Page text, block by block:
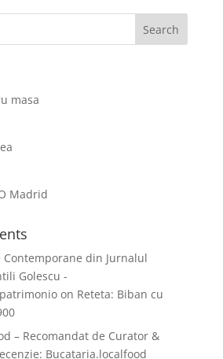
masa
Madrid
Contemporane din Jurnalul
Golescu -
on Reteta: Biban cu
– Recomandat de Curator &
Bucataria.localfood